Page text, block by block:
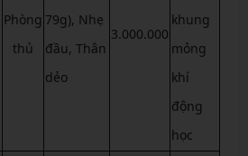
Phòng
thủ
79g), Nhẹ
đầu, Thân
dẻo
3.000.000
khung
mỏng
khí
động
học